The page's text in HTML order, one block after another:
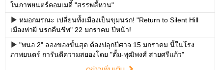
ในภาพยนตร์คอมเมดี้ "สรรพลี้หวน"
หมอกมรณะ เปลี่ยนทั้งเมืองเป็นขุมนรก! "Return to Silent Hill
เมืองห่าผี นรกคืนชีพ" 22 มกราคม ปีหน้า!
"พนอ 2" ลองของขั้นสุด ต้องปลุกปีศาจ 15 มกราคม นี้ในโรง
ภาพยนตร์ การันตีความสยองโดย "ตั้ม-พุฒิพงศ์ สายศรีแก้ว"